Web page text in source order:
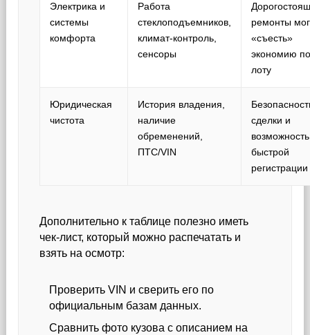
Электрика и
системы
комфорта
Работа
стеклоподъемников,
климат-контроль,
сенсоры
ремонты
«съесть»
экономию
лоту
Юридическая
чистота
История владения,
наличие
обременений,
ПТС/VIN
сделки и
возможность
быстрой
регистрации
Дополнительно к таблице полезно иметь
чек-лист, который можно распечатать и
взять на осмотр:
Проверить VIN и сверить его по
официальным базам данных.
Сравнить фото кузова с описанием на